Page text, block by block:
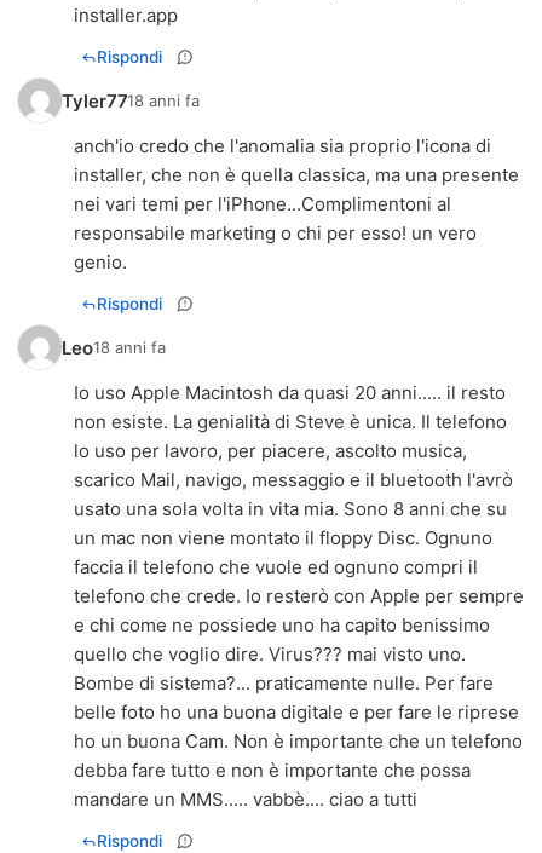
installer.app
Rispondi
Tyler7718 anni fa
anch'io credo che l'anomalia sia proprio l'icona di
installer, che non è quella classica, ma una presente
nei vari temi per l'iPhone...Complimentoni al
responsabile marketing o chi per esso! un vero
genio.
Rispondi
Leo18 anni fa
Io uso Apple Macintosh da quasi 20 anni..... il resto
non esiste. La genialità di Steve è unica. Il telefono
lo uso per lavoro, per piacere, ascolto musica,
scarico Mail, navigo, messaggio e il bluetooth l'avrò
usato una sola volta in vita mia. Sono 8 anni che su
un mac non viene montato il floppy Disc. Ognuno
faccia il telefono che vuole ed ognuno compri il
telefono che crede. Io resterò con Apple per sempre
e chi come ne possiede uno ha capito benissimo
quello che voglio dire. Virus??? mai visto uno.
Bombe di sistema?... praticamente nulle. Per fare
belle foto ho una buona digitale e per fare le riprese
ho un buona Cam. Non è importante che un telefono
debba fare tutto e non è importante che possa
mandare un MMS..... vabbè.... ciao a tutti
Rispondi